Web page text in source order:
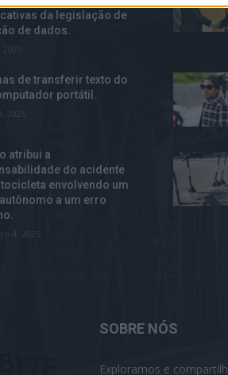
da legislação de
de dados.
de transferir texto do
portátil.
2025
atribui a
do acidente
envolvendo um
a um erro
4, 2025
SOBRE NÓS
Exploramos e